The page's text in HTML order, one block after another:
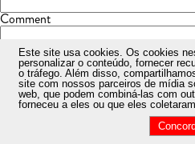
Comment
Este site usa cookies . Os cookies
personalizar o conteúdo, fornecer
o tráfego. Além disso,
site com nossos parceiros de mídia
web, que podem combiná-las com
forneceu a eles ou que eles